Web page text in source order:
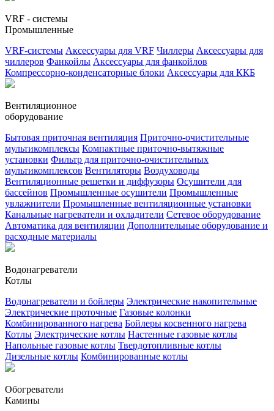
VRF - системы
Промышленные
VRF-системы Аксессуары для VRF Чиллеры Аксессуары для
чиллеров Фанкойлы Аксессуары для фанкойлов
Компрессорно-конденсаторные блоки Аксессуары для ККБ
Вентиляционное
оборудование
Бытовая приточная вентиляция Приточно-очистительные
мультикомплексы Компактные приточно-вытяжные
установки Фильтр для приточно-очистительных
мультикомплексов Вентиляторы Воздуховоды
Вентиляционные решетки и диффузоры Осушители для
бассейнов Промышленные осушители Промышленные
увлажнители Промышленные вентиляционные установки
Канальные нагреватели и охладители Сетевое оборудование
Автоматика для вентиляции Дополнительные оборудование и
расходные материалы
Водонагреватели
Котлы
Водонагреватели и бойлеры Электрические накопительные
Электрические проточные Газовые колонки
Комбинированного нагрева Бойлеры косвенного нагрева
Котлы Электрические котлы Настенные газовые котлы
Напольные газовые котлы Твердотопливные котлы
Дизельные котлы Комбинированные котлы
Обогреватели
Камины